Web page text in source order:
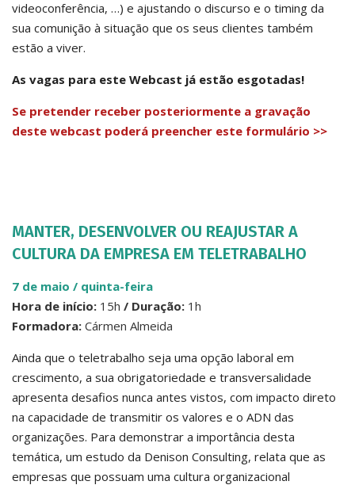
videoconferência, …) e ajustando o discurso e o timing da
sua comunição à situação que os seus clientes também
estão a viver.
As vagas para este Webcast já estão esgotadas!
Se pretender receber posteriormente a gravação
deste webcast poderá preencher este formulário >>
MANTER, DESENVOLVER OU REAJUSTAR A
CULTURA DA EMPRESA EM TELETRABALHO
7 de maio / quinta-feira
Hora de início: 15h / Duração: 1h
Formadora: Cármen Almeida
Ainda que o teletrabalho seja uma opção laboral em
crescimento, a sua obrigatoriedade e transversalidade
apresenta desafios nunca antes vistos, com impacto direto
na capacidade de transmitir os valores e o ADN das
organizações. Para demonstrar a importância desta
temática, um estudo da Denison Consulting, relata que as
empresas que possuam uma cultura organizacional